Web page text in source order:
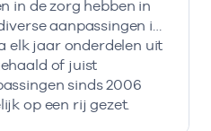
in de zorg hebben in
aanpassingen in
elk jaar onderdelen uit
of juist
sinds 2006
op een rij gezet.